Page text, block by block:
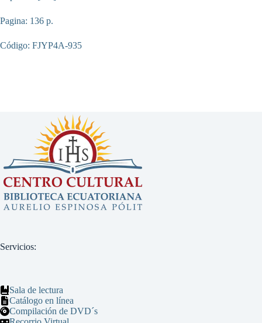
Pagina: 136 p.
Código: FJYP4A-935
Servicios:
Sala de lectura
Catálogo en línea
Compilación de DVD´s